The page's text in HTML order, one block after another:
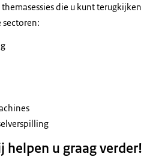
themasessies die u kunt terugkijken
sectoren:
helpen u graag verder!